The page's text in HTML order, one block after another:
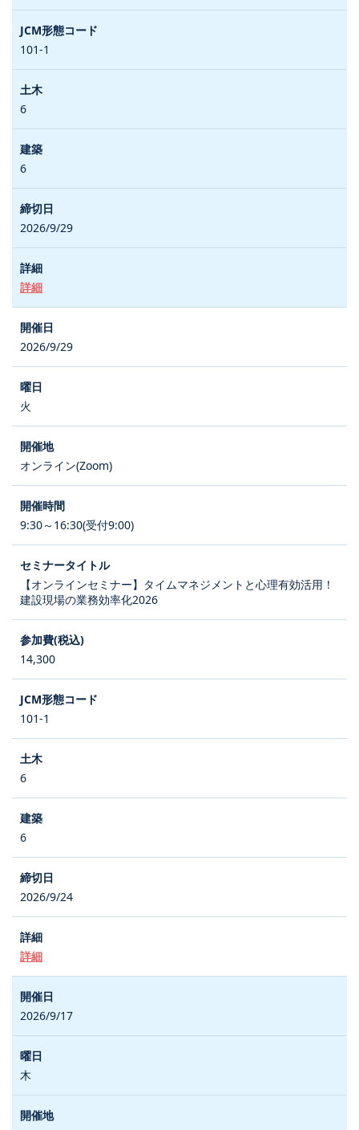
101-1
6
6
2026/9/29
詳細
2026/9/29
火
オンライン(Zoom)
9:30～16:30(受付9:00)
【オンラインセミナー】タイムマネジメントと心理有効活用！
建設現場の業務効率化2026
14,300
101-1
6
6
2026/9/24
詳細
2026/9/17
木